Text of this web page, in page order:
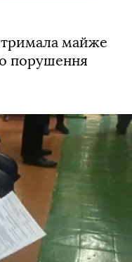
майже
порушення